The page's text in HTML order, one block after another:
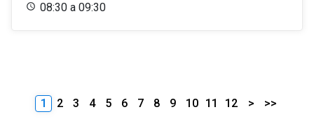
08:30 a 09:30
1 2 3 4 5 6 7 8 9 10 11 12 > >>